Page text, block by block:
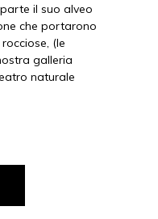
il suo alveo
che portarono
(le
galleria
naturale